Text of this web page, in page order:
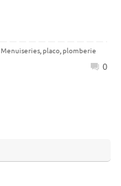
Menuiseries,placo,plomberie
0